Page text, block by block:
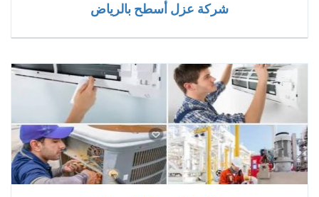
شركة عزل أسطح بالرياض